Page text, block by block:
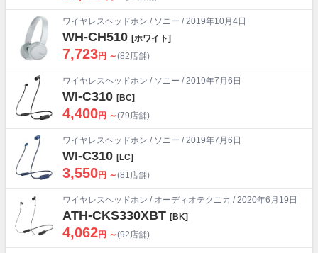
ワイヤレスヘッドホン / ソニー / 2019年10月4日
WH-CH510 [ホワイト]
7,723円 ～(82店舗)
ワイヤレスヘッドホン / ソニー / 2019年7月6日
WI-C310 [BC]
4,400円 ～(79店舗)
ワイヤレスヘッドホン / ソニー / 2019年7月6日
WI-C310 [LC]
3,550円 ～(81店舗)
ワイヤレスヘッドホン / オーディオテクニカ / 2020年6月19日
ATH-CKS330XBT [BK]
4,062円 ～(92店舗)